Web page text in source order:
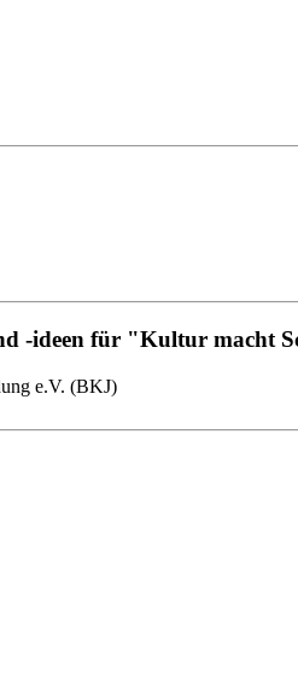
-ideen für "Kultur macht
e.V. (BKJ)